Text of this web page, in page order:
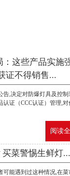
：这些产品实施
证不得销售...
告,决定对防爆灯具及控制
认证（CCC认证）管理,
阅读
买菜警惕生鲜灯...
可能遇到过这种情况,在菜